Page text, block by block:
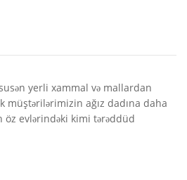
yerli xammal və mallardan
müştərilərimizin ağız dadına daha
öz evlərindəki kimi tərəddüd